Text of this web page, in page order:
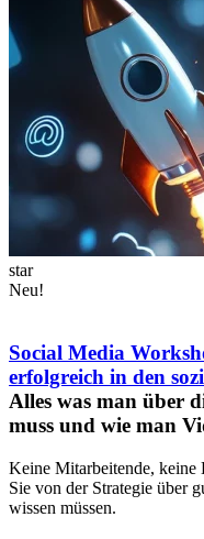
star
Neu!
Social Media
erfolgreich in den
Alles was man über
muss und wie man
Keine Mitarbeitende, keine
Sie von der Strategie über
wissen müssen.